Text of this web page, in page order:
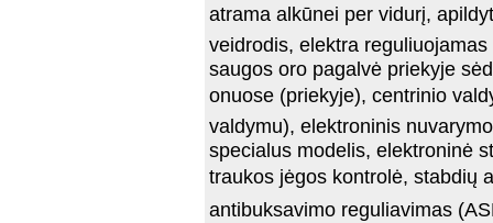
atrama alkūnei per vidurį,
veidrodis, elektra
saugos oro pagalvė priekyje
onuose (priekyje), centrinio
valdymu), elektroninis
specialus modelis, elektroninė
traukos jėgos kontrolė,
antibuksavimo reguliavimas